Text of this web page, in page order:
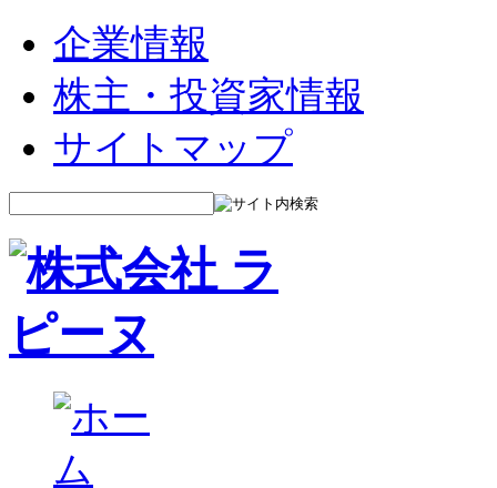
企業情報
株主・投資家情報
サイトマップ